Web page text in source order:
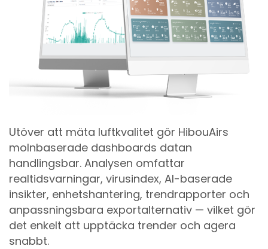
Utöver att mäta luftkvalitet gör HibouAirs
molnbaserade dashboards datan
handlingsbar. Analysen omfattar
realtidsvarningar, virusindex, AI-baserade
insikter, enhetshantering, trendrapporter och
anpassningsbara exportalternativ — vilket gör
det enkelt att upptäcka trender och agera
snabbt.